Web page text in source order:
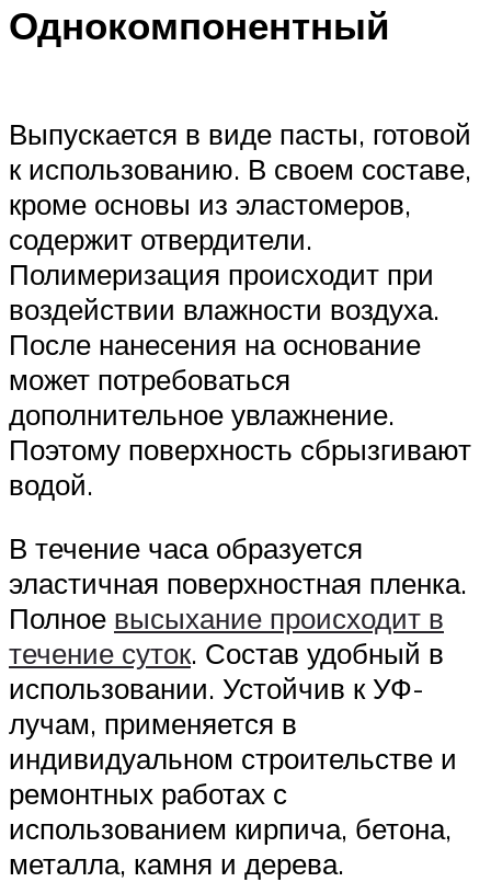
Однокомпонентный
Выпускается в виде пасты, готовой
к использованию. В своем составе,
кроме основы из эластомеров,
содержит отвердители.
Полимеризация происходит при
воздействии влажности воздуха.
После нанесения на основание
может потребоваться
дополнительное увлажнение.
Поэтому поверхность сбрызгивают
водой.
В течение часа образуется
эластичная поверхностная пленка.
Полное высыхание происходит в
течение суток. Состав удобный в
использовании. Устойчив к УФ-
лучам, применяется в
индивидуальном строительстве и
ремонтных работах с
использованием кирпича, бетона,
металла, камня и дерева.